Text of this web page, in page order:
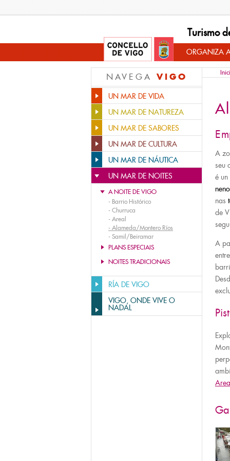
Turismo
ORGANIZA
NAVEGA VIGO
UN MAR DE VIDA
UN MAR DE NATUREZA
UN MAR DE SABORES
UN MAR DE CULTURA
UN MAR DE NÁUTICA
UN MAR DE NOITES
A NOITE DE VIGO
- Barrio Histórico
- Churruca
- Areal
- Alameda/Montero Ríos
- Samil/Beiramar
PLANS ESPECIAIS
NOITES TRADICIONAIS
RÍA DE VIGO
VIGO, ONDE VIVE O
NADAL
A
seu
é
nas
de
A